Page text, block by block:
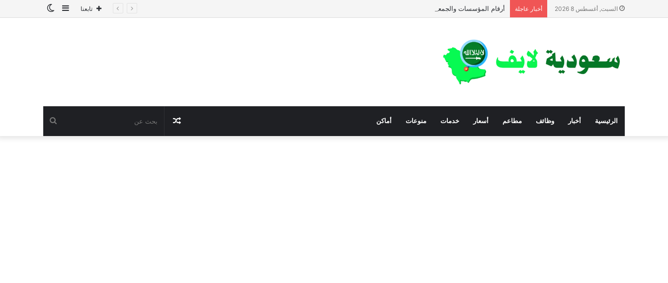
السبت, أغسطس 8 2026 أخبار عاجلة أرقام المؤسسات والجمعيات في قطاع غزة للمساعدات الإنسانية العاجلة
الوضعإضافة
تابعنا
الرئيسية أخبار وظائف مطاعم أسعار خدمات منوعات أماكن بحث مقال